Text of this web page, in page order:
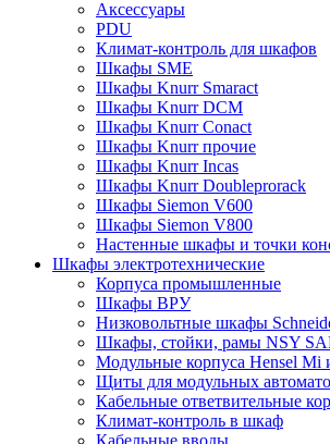
Аксессуары
PDU
Климат-контроль для шкафов
Шкафы SME
Шкафы Knurr Smaract
Шкафы Knurr DCM
Шкафы Knurr Conact
Шкафы Knurr прочие
Шкафы Knurr Incas
Шкафы Knurr Doubleprorack
Шкафы Siemon V600
Шкафы Siemon V800
Настенные шкафы и точки
Шкафы электротехнические
Корпуса промышленные
Шкафы ВРУ
Низковольтные шкафы
Шкафы, стойки, рамы NSY
Модульные корпуса Hensel Mi
Щиты для модульных
Кабельные ответвительные
Климат-контроль в шкаф
Кабельные вводы